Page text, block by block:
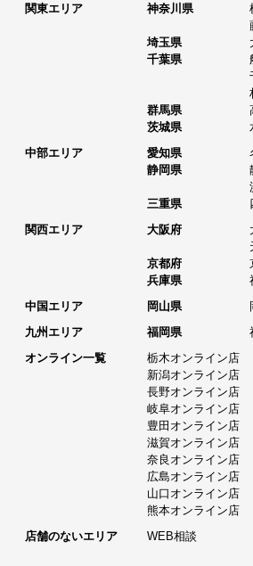
関東エリア
神奈川県
埼玉県
千葉県
群馬県
茨城県
中部エリア
愛知県
静岡県
三重県
関西エリア
大阪府
京都府
兵庫県
中国エリア
岡山県
九州エリア
福岡県
オンライン一覧
栃木オンライン店
新潟オンライン店
長野オンライン店
岐阜オンライン店
豊田オンライン店
滋賀オンライン店
奈良オンライン店
広島オンライン店
山口オンライン店
熊本オンライン店
店舗のないエリア
WEB相談